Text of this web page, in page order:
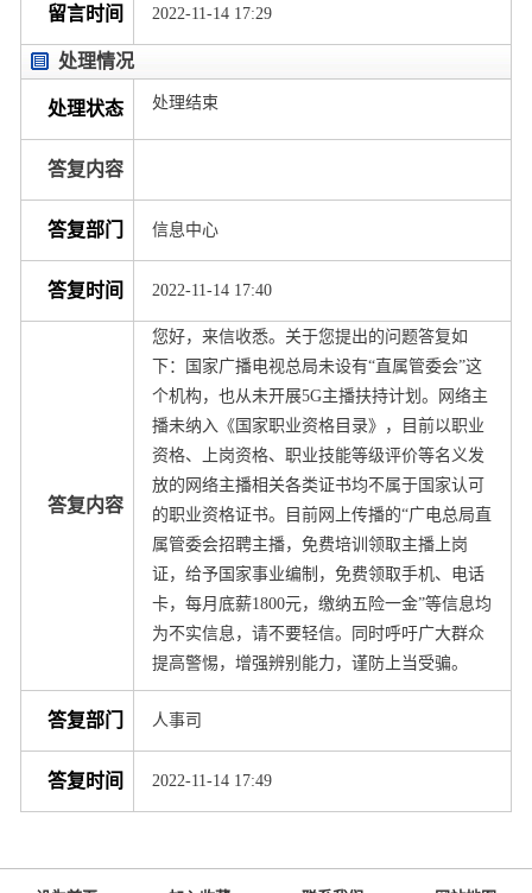
留言时间 2022-11-14 17:29
处理情况
处理状态 处理结束
答复内容
答复部门 信息中心
答复时间 2022-11-14 17:40
答复内容
您好，来信收悉。关于您提出的问题答复如
下：国家广播电视总局未设有“直属管委会”这
个机构，也从未开展5G主播扶持计划。网络主
播未纳入《国家职业资格目录》，目前以职业
资格、上岗资格、职业技能等级评价等名义发
放的网络主播相关各类证书均不属于国家认可
的职业资格证书。目前网上传播的“广电总局直
属管委会招聘主播，免费培训领取主播上岗
证，给予国家事业编制，免费领取手机、电话
卡，每月底薪1800元，缴纳五险一金”等信息均
为不实信息，请不要轻信。同时呼吁广大群众
提高警惕，增强辨别能力，谨防上当受骗。
答复部门 人事司
答复时间 2022-11-14 17:49